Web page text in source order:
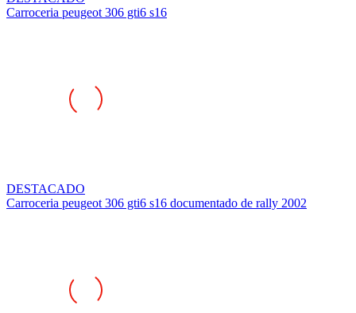
Carroceria peugeot 306 gti6 s16 documentado de rally 2002